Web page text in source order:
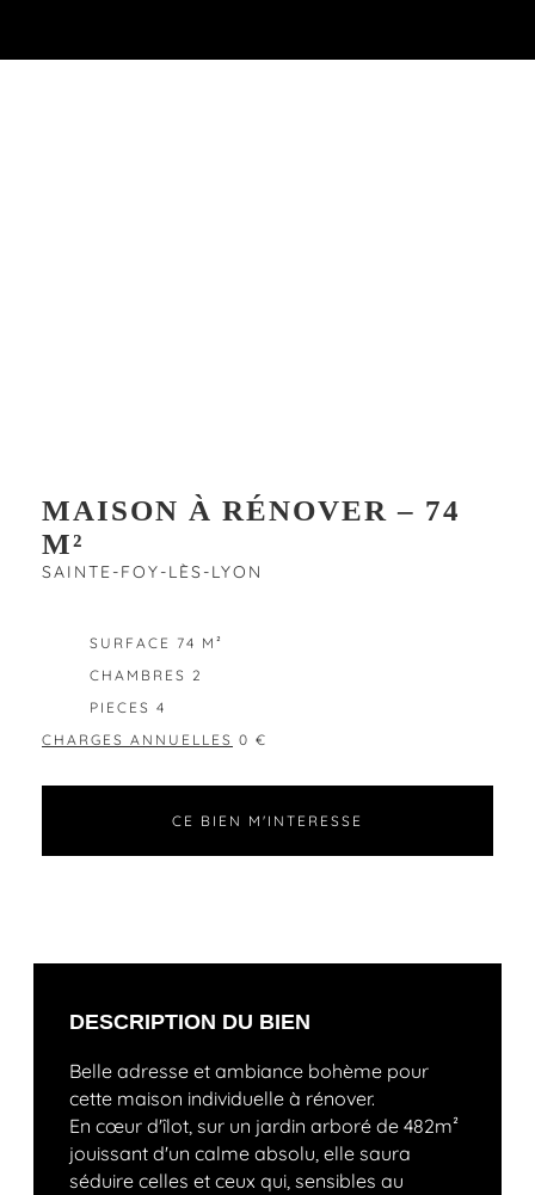
MAISON À RÉNOVER – 74
M²
SAINTE-FOY-LÈS-LYON
SURFACE 74 M²
CHAMBRES 2
PIECES 4
CHARGES ANNUELLES 0 €
CE BIEN M'INTERESSE
DESCRIPTION DU BIEN
Belle adresse et ambiance bohème pour
cette maison individuelle à rénover.
En cœur d'îlot, sur un jardin arboré de 482m²
jouissant d'un calme absolu, elle saura
séduire celles et ceux qui, sensibles au